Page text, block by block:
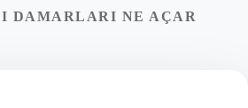
DAMARLARI NE AÇAR